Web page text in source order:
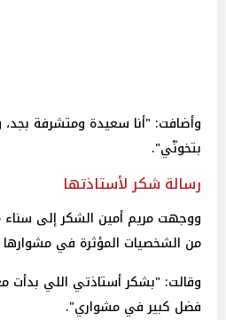
وأضافت: "أنا سعيدة ومتشرفة بجد،
بتخونّي".
رسالة شكر لأستاذتها
ووجهت مريم أمين الشكر إلى سناء
من الشخصيات المؤثرة في مشوارها
وقالت: "بشكر أستاذتي اللي بدأت
فضل كبير في مشواري".